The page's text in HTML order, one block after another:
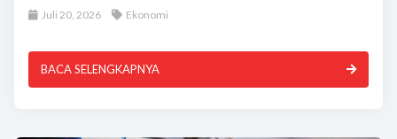
Juli 20, 2026 Ekonomi
BACA SELENGKAPNYA